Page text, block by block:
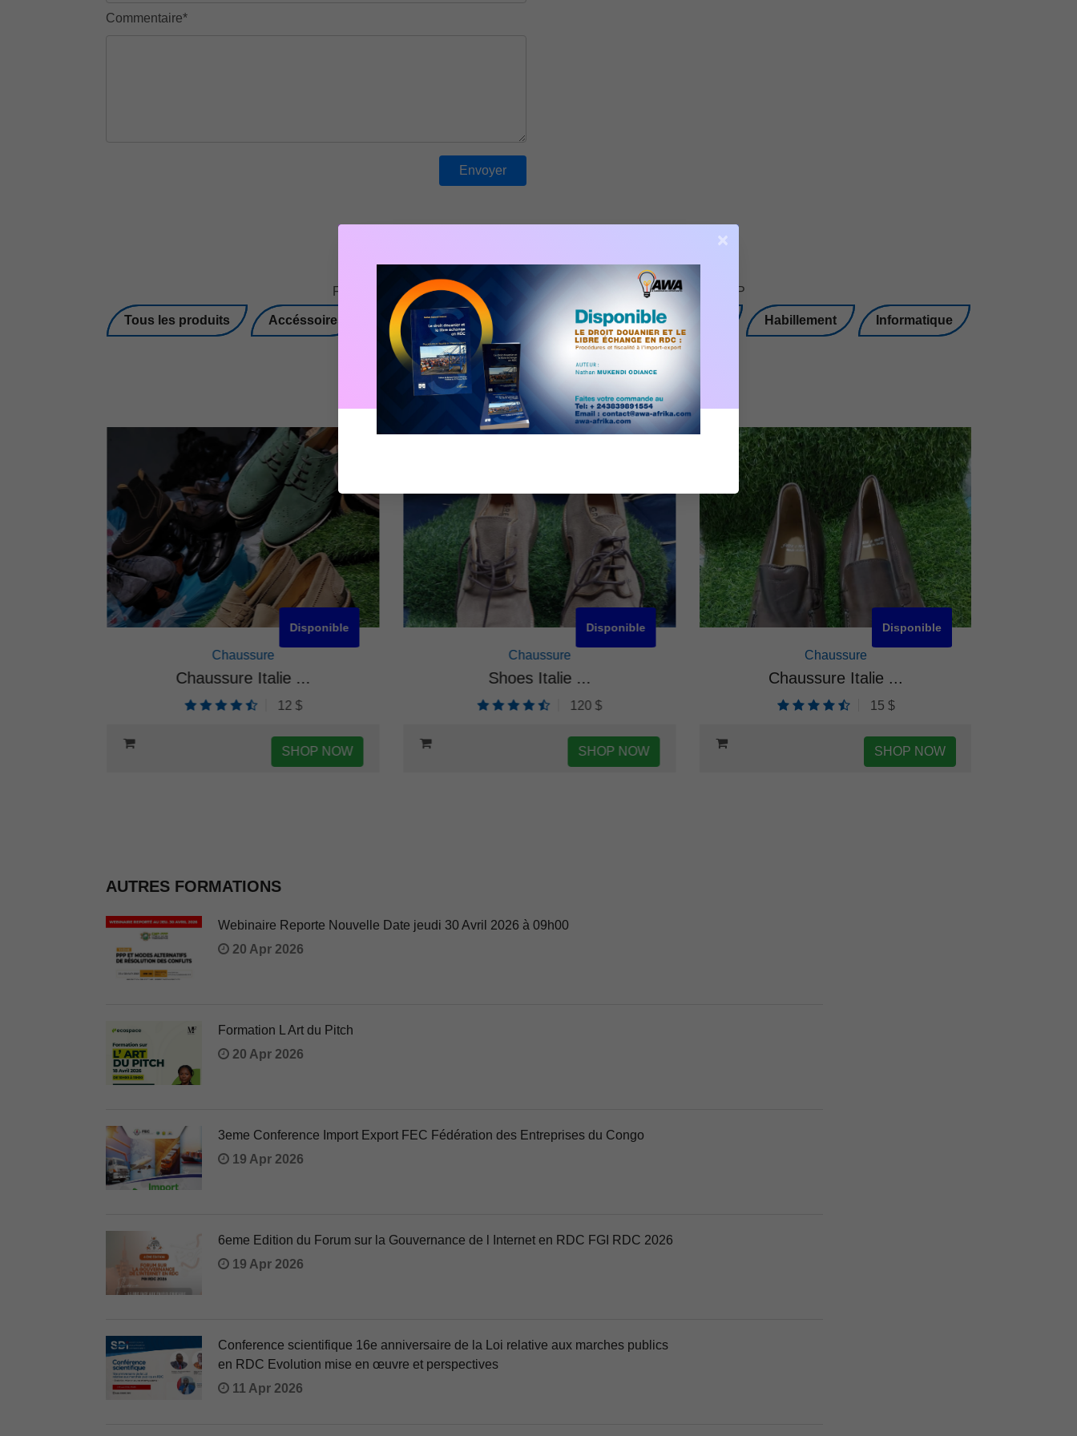
Commentaire*
Faîtes vos achats et vendez vos articles sur la marketplace WaramSHOP
Tous les produits Accéssoires Agro-alimentaire Beauté et style Chaussures Habillement Informatique
Mobilier & maison Véhicule
Disponible
Chaussure
Chaussure Italie ...
12 $
SHOP NOW
Disponible
Chaussure
Shoes Italie ...
120 $
SHOP NOW
Disponible
Chaussure
Chaussure Italie ...
15 $
SHOP NOW
AUTRES FORMATIONS
Webinaire Reporte Nouvelle Date jeudi 30 Avril 2026 à 09h00
20 Apr 2026
Formation L Art du Pitch
20 Apr 2026
3eme Conference Import Export FEC Fédération des Entreprises du Congo
19 Apr 2026
6eme Edition du Forum sur la Gouvernance de l Internet en RDC FGI RDC 2026
19 Apr 2026
Conference scientifique 16e anniversaire de la Loi relative aux marches publics
en RDC Evolution mise en œuvre et perspectives
11 Apr 2026
×